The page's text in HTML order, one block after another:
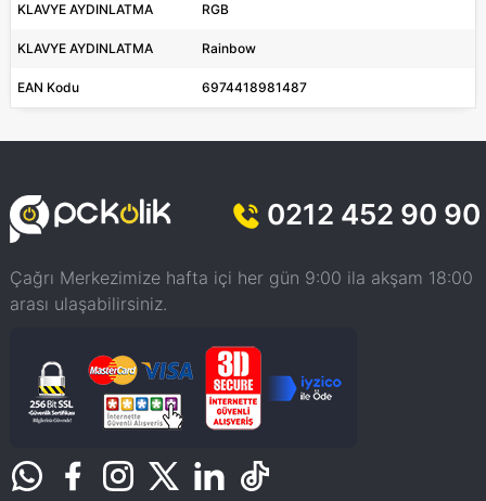
KLAVYE AYDINLATMA RGB
KLAVYE AYDINLATMA Rainbow
EAN Kodu 6974418981487
0212 452 90 90
Çağrı Merkezimize hafta içi her gün 9:00 ila akşam 18:00
arası ulaşabilirsiniz.